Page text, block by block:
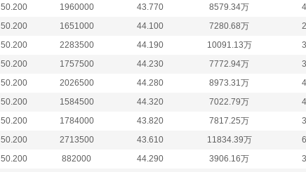
50.200 1960000 43.770 8579.34万
50.200 1651000 44.100 7280.68万
50.200 2283500 44.190 10091.13万
50.200 1757500 44.230 7772.94万
50.200 2026500 44.280 8973.31万
50.200 1584500 44.320 7022.79万
50.200 1784000 43.820 7817.25万
50.200 2713500 43.610 11834.39万
50.200 882000 44.290 3906.16万